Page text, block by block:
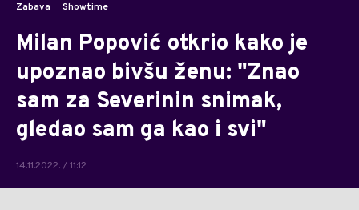
Zabava Showtime
Milan Popović otkrio kako je
upoznao bivšu ženu: "Znao
sam za Severinin snimak,
gledao sam ga kao i svi"
14.11.2022. / 11:12